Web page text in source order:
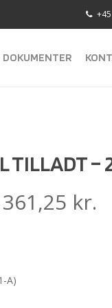
DOKUMENTER
TILLADT –
361,25 kr.
A)